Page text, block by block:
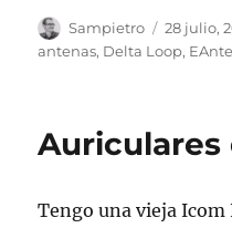
Autor
Sampietro
el
28 julio,
antenas, Delta Loop,
Auriculares
Tengo una vieja Icom